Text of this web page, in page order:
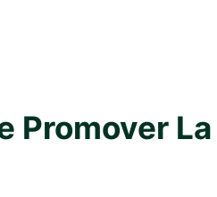
Promover